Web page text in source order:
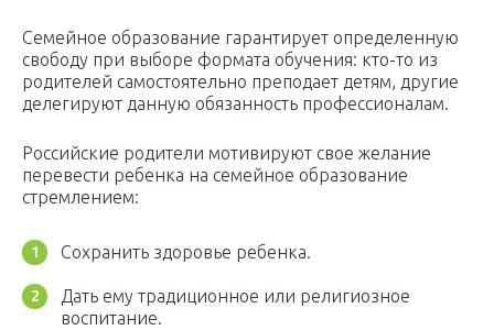
Семейное образование гарантирует определенную
свободу при выборе формата обучения: кто-то из
родителей самостоятельно преподает детям, другие
делегируют данную обязанность профессионалам.
Российские родители мотивируют свое желание
перевести ребенка на семейное образование
стремлением:
Сохранить здоровье ребенка.
Дать ему традиционное или религиозное
воспитание.